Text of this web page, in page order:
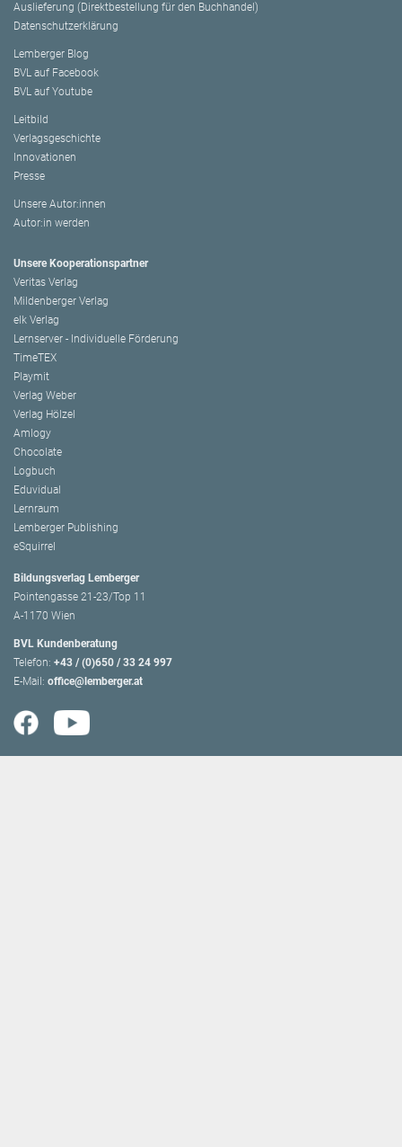
Auslieferung (Direktbestellung für den Buchhandel)
Datenschutzerklärung
Lemberger Blog
BVL auf Facebook
BVL auf Youtube
Leitbild
Verlagsgeschichte
Innovationen
Presse
Unsere Autor:innen
Autor:in werden
Unsere Kooperationspartner
Veritas Verlag
Mildenberger Verlag
elk Verlag
Lernserver - Individuelle Förderung
TimeTEX
Playmit
Verlag Weber
Verlag Hölzel
Amlogy
Chocolate
Logbuch
Eduvidual
Lernraum
Lemberger Publishing
eSquirrel
Bildungsverlag Lemberger
Pointengasse 21-23/Top 11
A-1170 Wien
BVL Kundenberatung
Telefon: +43 / (0)650 / 33 24 997
E-Mail: office@lemberger.at